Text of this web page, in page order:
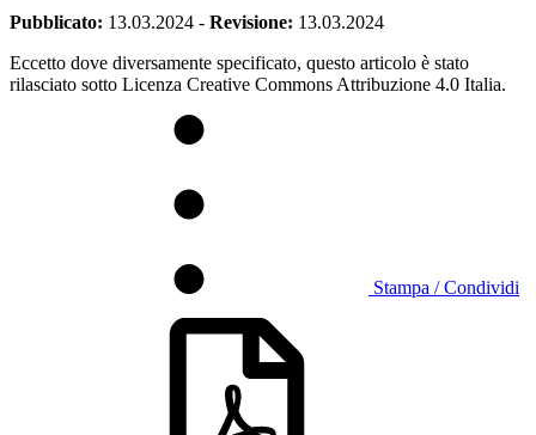
Pubblicato: 13.03.2024 - Revisione: 13.03.2024
Eccetto dove diversamente specificato, questo articolo è stato
rilasciato sotto Licenza Creative Commons Attribuzione 4.0 Italia.
Stampa / Condividi